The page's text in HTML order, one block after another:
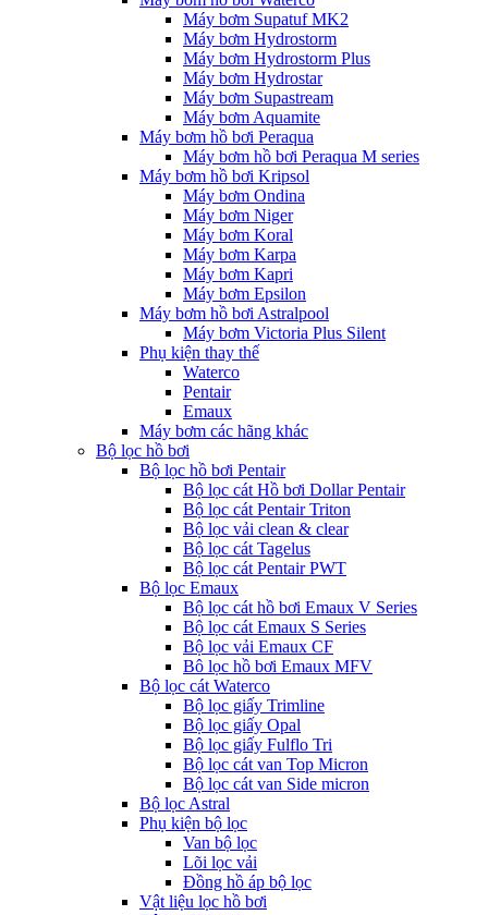
Máy bơm Supatuf MK2
Máy bơm Hydrostorm
Máy bơm Hydrostorm Plus
Máy bơm Hydrostar
Máy bơm Supastream
Máy bơm Aquamite
Máy bơm hồ bơi Peraqua
Máy bơm hồ bơi Peraqua M series
Máy bơm hồ bơi Kripsol
Máy bơm Ondina
Máy bơm Niger
Máy bơm Koral
Máy bơm Karpa
Máy bơm Kapri
Máy bơm Epsilon
Máy bơm hồ bơi Astralpool
Máy bơm Victoria Plus Silent
Phụ kiện thay thế
Waterco
Pentair
Emaux
Máy bơm các hãng khác
Bộ lọc hồ bơi
Bộ lọc hồ bơi Pentair
Bộ lọc cát Hồ bơi Dollar Pentair
Bộ lọc cát Pentair Triton
Bộ lọc vải clean & clear
Bộ lọc cát Tagelus
Bộ lọc cát Pentair PWT
Bộ lọc Emaux
Bộ lọc cát hồ bơi Emaux V Series
Bộ lọc cát Emaux S Series
Bộ lọc vải Emaux CF
Bô lọc hồ bơi Emaux MFV
Bộ lọc cát Waterco
Bộ lọc giấy Trimline
Bộ lọc giấy Opal
Bộ lọc giấy Fulflo Tri
Bộ lọc cát van Top Micron
Bộ lọc cát van Side micron
Bộ lọc Astral
Phụ kiện bộ lọc
Van bộ lọc
Lõi lọc vải
Đồng hồ áp bộ lọc
Vật liệu lọc hồ bơi